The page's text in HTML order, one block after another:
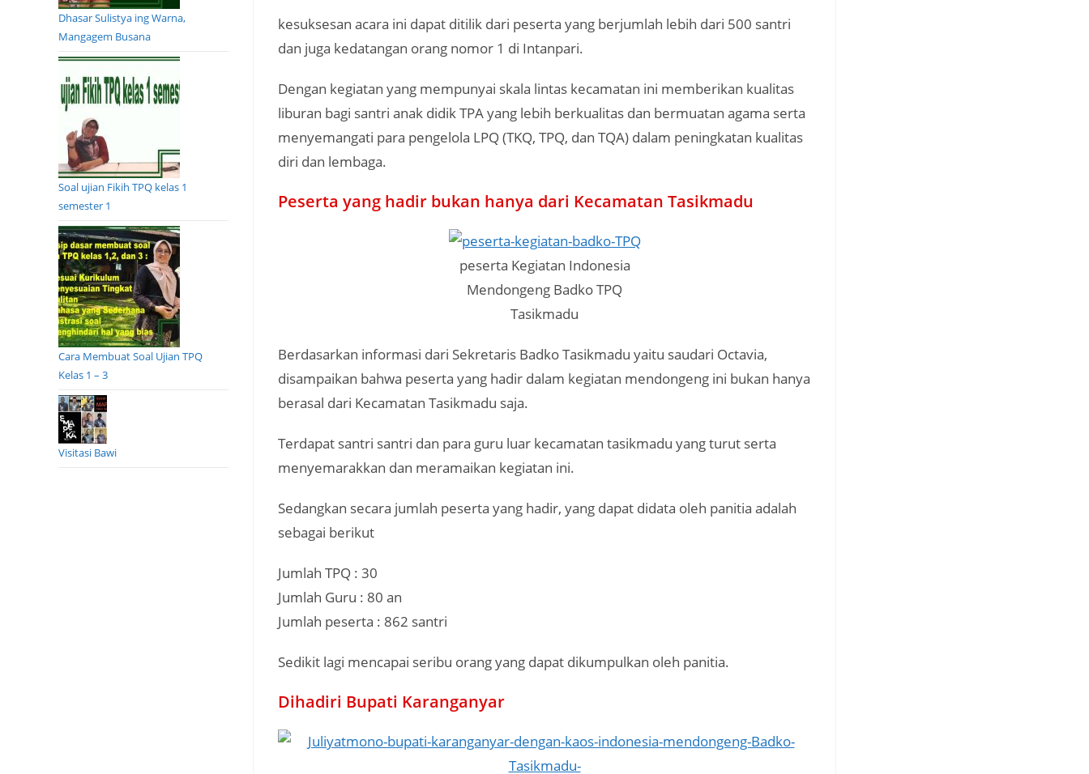
kesuksesan acara ini dapat ditilik dari peserta yang berjumlah lebih dari 500 santri
dan juga kedatangan orang nomor 1 di Intanpari.
Dengan kegiatan yang mempunyai skala lintas kecamatan ini memberikan kualitas
liburan bagi santri anak didik TPA yang lebih berkualitas dan bermuatan agama serta
menyemangati para pengelola LPQ (TKQ, TPQ, dan TQA) dalam peningkatan kualitas
diri dan lembaga.
Peserta yang hadir bukan hanya dari Kecamatan Tasikmadu
peserta Kegiatan Indonesia
Mendongeng Badko TPQ
Tasikmadu
Berdasarkan informasi dari Sekretaris Badko Tasikmadu yaitu saudari Octavia,
disampaikan bahwa peserta yang hadir dalam kegiatan mendongeng ini bukan hanya
berasal dari Kecamatan Tasikmadu saja.
Terdapat santri santri dan para guru luar kecamatan tasikmadu yang turut serta
menyemarakkan dan meramaikan kegiatan ini.
Sedangkan secara jumlah peserta yang hadir, yang dapat didata oleh panitia adalah
sebagai berikut
Jumlah TPQ : 30
Jumlah Guru : 80 an
Jumlah peserta : 862 santri
Sedikit lagi mencapai seribu orang yang dapat dikumpulkan oleh panitia.
Dihadiri Bupati Karanganyar
Dhasar Sulistya ing Warna,
Mangagem Busana
Soal ujian Fikih TPQ kelas 1
semester 1
Cara Membuat Soal Ujian TPQ
Kelas 1 – 3
Visitasi Bawi